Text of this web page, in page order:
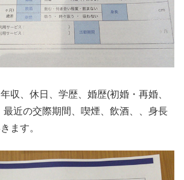
収、休日、学歴、婚歴(初婚・再婚、
最近の交際期間、喫煙、飲酒、、身長
ます。